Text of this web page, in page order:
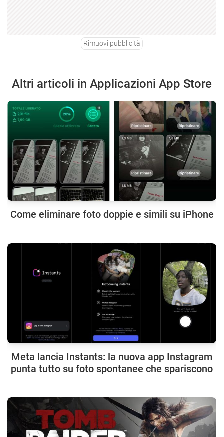
Rimuovi pubblicità
Altri articoli in Applicazioni App Store
Come eliminare foto doppie e simili su iPhone
Meta lancia Instants: la nuova app Instagram
punta tutto su foto spontanee che spariscono